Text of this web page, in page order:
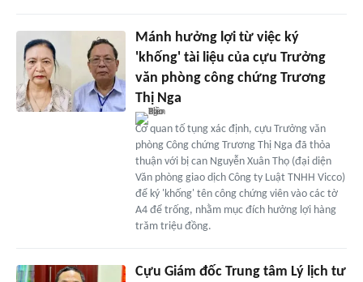
Mánh hưởng lợi từ việc ký
'khống' tài liệu của cựu Trưởng
văn phòng công chứng Trương
Thị Nga
Cơ quan tố tụng xác định, cựu Trưởng văn
phòng Công chứng Trương Thị Nga đã thỏa
thuận với bị can Nguyễn Xuân Thọ (đại diện
Văn phòng giao dịch Công ty Luật TNHH Vicco)
để ký 'khống' tên công chứng viên vào các tờ
A4 để trống, nhằm mục đích hưởng lợi hàng
trăm triệu đồng.
Cựu Giám đốc Trung tâm Lý lịch tư